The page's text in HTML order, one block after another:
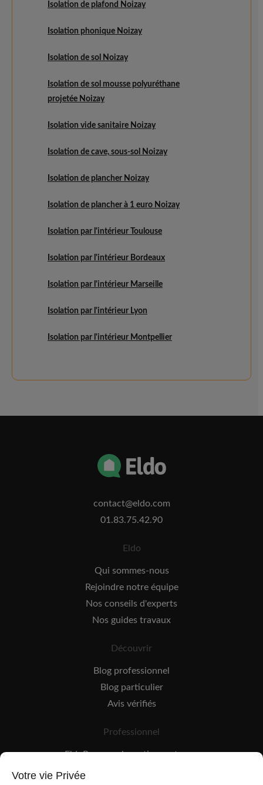
Isolation de plafond Noizay
Isolation phonique Noizay
Isolation de sol Noizay
Isolation de sol mousse polyuréthane
projetée Noizay
Isolation vide sanitaire Noizay
Isolation de cave, sous-sol Noizay
Isolation de plancher Noizay
Isolation de plancher à 1 euro Noizay
Isolation par l'intérieur Toulouse
Isolation par l'intérieur Bordeaux
Isolation par l'intérieur Marseille
Isolation par l'intérieur Lyon
Isolation par l'intérieur Montpellier
contact@eldo.com
01.83.75.42.90
Eldo
Qui sommes-nous
Rejoindre notre équipe
Nos conseils d'experts
Nos guides travaux
Découvrir
Blog professionnel
Blog particulier
Avis vérifiés
Professionnel
EldoPro pour les artisans et pros
EldoNetwork pour les réseaux, marques et industriels
Votre vie Privée